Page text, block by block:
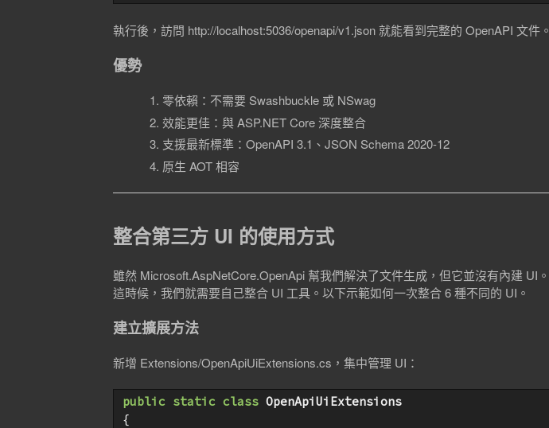
執行後，訪問 http://localhost:5036/openapi/v1.json 就能看到完整的 OpenAPI 文件。
優勢
零依賴：不需要 Swashbuckle 或 NSwag
效能更佳：與 ASP.NET Core 深度整合
支援最新標準：OpenAPI 3.1、JSON Schema 2020-12
原生 AOT 相容
整合第三方 UI 的使用方式
雖然 Microsoft.AspNetCore.OpenApi 幫我們解決了文件生成，但它並沒有內建 UI。
這時候，我們就需要自己整合 UI 工具。以下示範如何一次整合 6 種不同的 UI。
建立擴展方法
新增 Extensions/OpenApiUiExtensions.cs，集中管理 UI：
public static class OpenApiUiExtensions
{